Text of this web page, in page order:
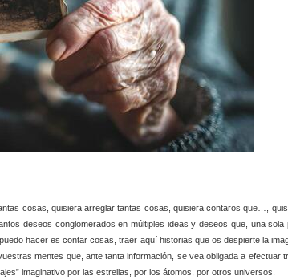
cosas, quisiera arreglar tantas cosas, quisiera contaros que…,
deseos conglomerados en múltiples ideas y deseos que, una sola
hacer es contar cosas, traer aquí historias que os despierte la
mentes que, ante tanta información, se vea obligada a efectuar
imaginativo por las estrellas, por los átomos, por otros universos.